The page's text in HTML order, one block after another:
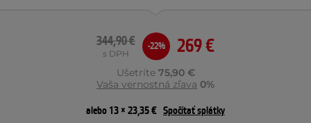
269 €
344,90 €
s DPH
-22%
Ušetríte 75,90 €
Vaša vernostná zľava 0%
alebo 13 × 23,35 € Spočítať splátky